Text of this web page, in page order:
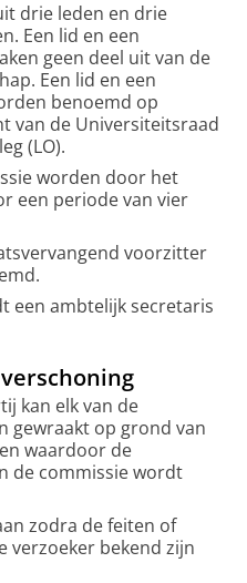
drie leden en drie
Een lid en een
geen deel uit van de
Een lid en een
benoemd op
van de Universiteitsraad
(LO).
worden door het
een periode van vier
voorzitter
een ambtelijk secretaris
kan elk van de
gewraakt op grond van
waardoor de
de commissie wordt
zodra de feiten of
verzoeker bekend zijn